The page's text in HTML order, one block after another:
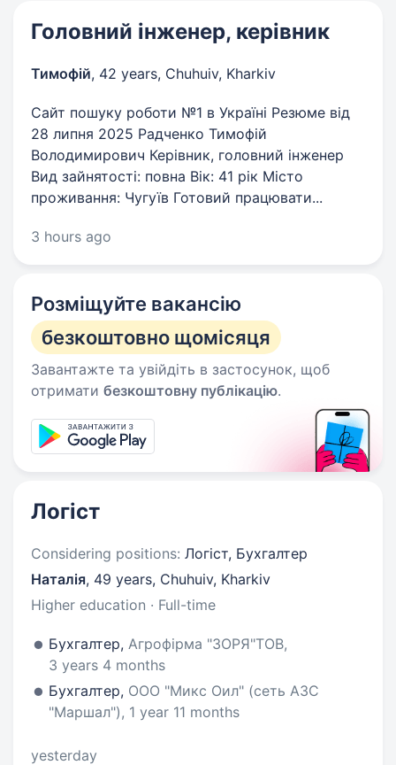
Головний інженер, керівник
Тимофій, 42 years, Chuhuiv, Kharkiv
Сайт пошуку роботи №1 в Україні Резюме від
28 липня 2025 Радченко Тимофій
Володимирович Керівник, головний інженер
Вид зайнятості: повна Вік: 41 рік Місто
проживання: Чугуїв Готовий працювати...
3 hours ago
Розміщуйте вакансію
безкоштовно щомісяця
Завантажте та увійдіть в застосунок, щоб
отримати безкоштовну публікацію.
Логіст
Considering positions: Логіст, Бухгалтер
Наталія, 49 years, Chuhuiv, Kharkiv
Higher education · Full-time
Бухгалтер, Агрофірма "ЗОРЯ"ТОВ,
3 years 4 months
Бухгалтер, ООО "Микс Оил" (сеть АЗС
"Маршал"), 1 year 11 months
yesterday